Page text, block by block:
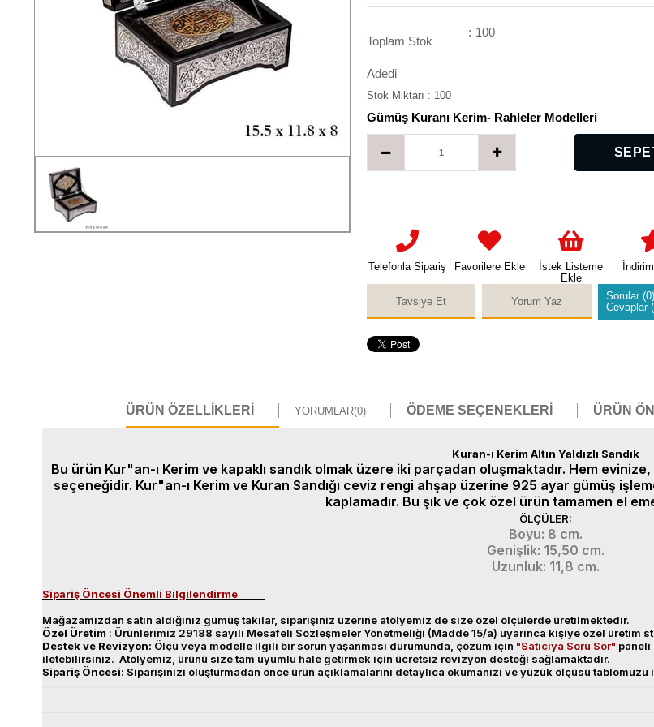
Toplam Stok
Adedi
: 100
Stok Miktarı : 100
Gümüş Kuranı Kerim- Rahleler Modelleri
Telefonla Sipariş Favorilere Ekle
İstek Listeme
Ekle
Tavsiye Et Yorum Yaz
Sorular
Cevaplar
ÜRÜN ÖZELLIKLERI YORUMLAR(0) ÖDEME SEÇENEKLERI ÜRÜN
Kuran-ı Kerim Altın Yaldızlı Sandık
Bu ürün Kur"an-ı Kerim ve kapaklı sandık olmak üzere iki parçadan oluşmaktadır. Hem
seçeneğidir. Kur"an-ı Kerim ve Kuran Sandığı ceviz rengi ahşap üzerine 925 ayar gümüş
kaplamadır. Bu şık ve çok özel ürün tamamen el
ÖLÇÜLER:
Boyu: 8 cm.
Genişlik: 15,50 cm.
Uzunluk: 11,8 cm.
Sipariş Öncesi Önemli Bilgilendirme
Mağazamızdan satın aldığınız gümüş takılar, siparişiniz üzerine atölyemiz de size özel ölçülerde üretilmektedir.
Özel Üretim : Ürünlerimiz 29188 sayılı Mesafeli Sözleşmeler Yönetmeliği (Madde 15/a) uyarınca kişiye özel üretim
Destekve Revizyon: Ölçü veya modelle ilgili bir sorun yaşanması durumunda, çözüm için "Satıcıya Soru Sor" paneli
iletebilirsiniz. Atölyemiz, ürünü size tam uyumlu hale getirmek için ücretsiz revizyon desteği sağlamaktadır.
Sipariş Öncesi: Siparişinizi oluşturmadan önce ürün açıklamalarını detaylıca okumanızı ve yüzük ölçüsü